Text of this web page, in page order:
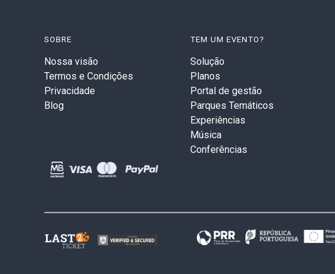
SOBRE
Nossa visão
Termos e Condições
Privacidade
Blog
TEM UM EVENTO?
Solução
Planos
Portal de gestão
Parques Temáticos
Experiências
Música
Conferências